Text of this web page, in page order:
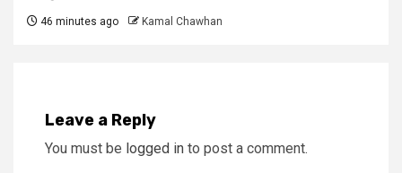
46 minutes ago Kamal Chawhan
Leave a Reply
You must be logged in to post a comment.